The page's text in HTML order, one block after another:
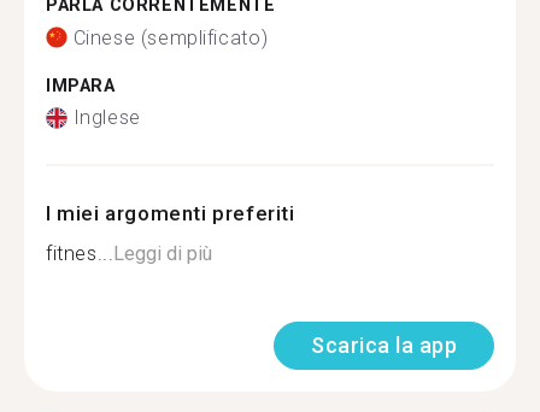
PARLA CORRENTEMENTE
Cinese (semplificato)
IMPARA
Inglese
I miei argomenti preferiti
fitnes...Leggi di più
Scarica la app